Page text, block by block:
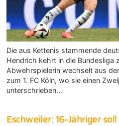
Die aus Kettenis stammende
Hendrich kehrt in die Bundesliga
Abwehrspielerin wechselt aus
zum 1. FC Köln, wo sie einen
unterschrieben…
Eschweiler: 16-Jähriger